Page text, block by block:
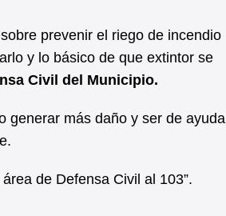
prevenir el riego de incendio
y lo básico de que extintor se
Civil del Municipio.
generar más daño y ser de ayuda
de Defensa Civil al 103”.